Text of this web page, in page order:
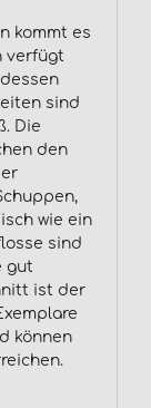
kommt es
verfügt
sind
Die
den
wie ein
sind
gut
ist der
können